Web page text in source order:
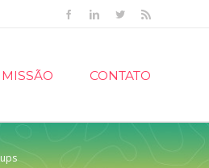
FacebookLinkedinTwitter
MISSÃO CONTATO